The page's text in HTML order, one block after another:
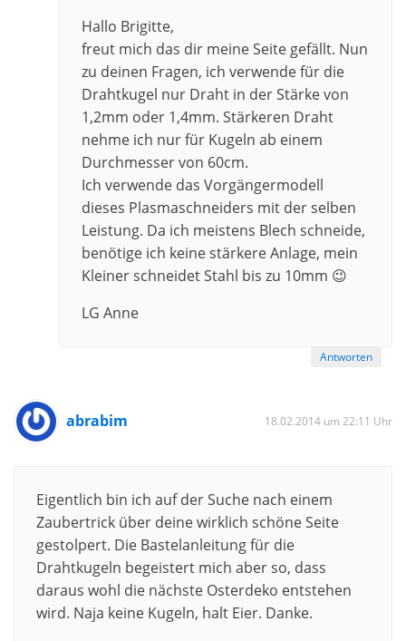
Hallo Brigitte,
freut mich das dir meine Seite gefällt. Nun
zu deinen Fragen, ich verwende für die
Drahtkugel nur Draht in der Stärke von
1,2mm oder 1,4mm. Stärkeren Draht
nehme ich nur für Kugeln ab einem
Durchmesser von 60cm.
Ich verwende das Vorgängermodell
dieses Plasmaschneiders mit der selben
Leistung. Da ich meistens Blech schneide,
benötige ich keine stärkere Anlage, mein
Kleiner schneidet Stahl bis zu 10mm 😉
LG Anne
Antworten
abrabim 18.02.2014 um 22:11 Uhr
Eigentlich bin ich auf der Suche nach einem
Zaubertrick über deine wirklich schöne Seite
gestolpert. Die Bastelanleitung für die
Drahtkugeln begeistert mich aber so, dass
daraus wohl die nächste Osterdeko entstehen
wird. Naja keine Kugeln, halt Eier. Danke.